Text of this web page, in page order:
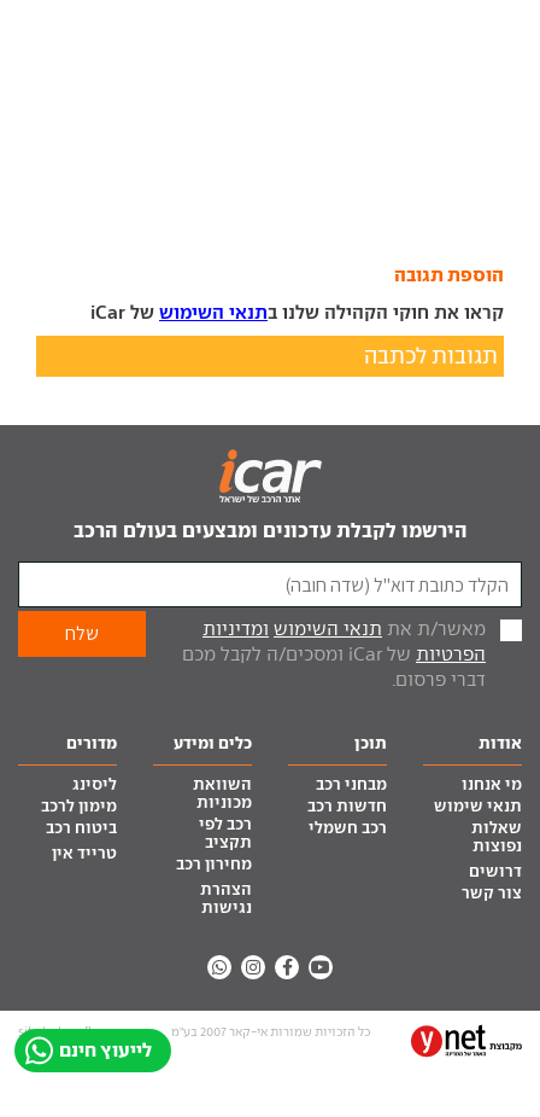
הוספת תגובה
קראו את חוקי הקהילה שלנו בתנאי השימוש של iCar
תגובות לכתבה
לייעוץ חינם
הירשמו לקבלת עדכונים ומבצעים בעולם הרכב
מאשר/ת את תנאי השימוש ומדיניות
הפרטיות
של iCar ומסכים/ה לקבל מכם
דברי פרסום.
אודות
מי אנחנו
תנאי שימוש
שאלות
נפוצות
דרושים
צור קשר
תוכן
מבחני רכב
חדשות רכב
רכב חשמלי
כלים ומידע
השוואת
מכוניות
רכב לפי
תקציב
מחירון רכב
הצהרת
נגישות
מדורים
ליסינג
מימון לרכב
ביטוח רכב
טרייד אין
כל הזכויות שמורות אי-קאר 2007 בע”מ site by tq.soft